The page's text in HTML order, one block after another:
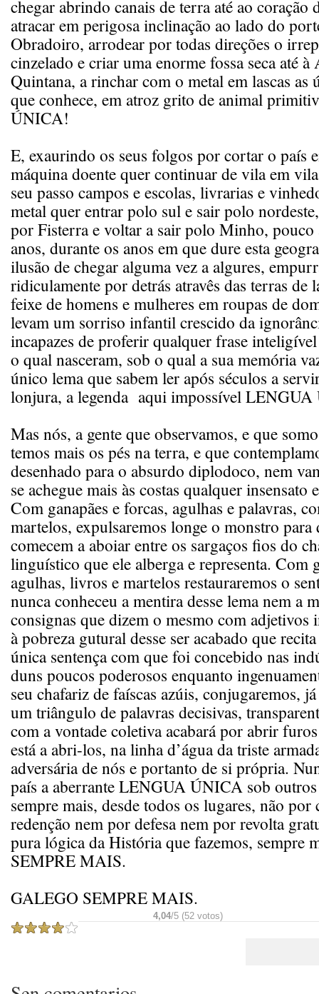
chegar abrindo canais de terra até ao coração
atracar em perigosa inclinação ao lado do
Obradoiro, arrodear por todas direções o
cinzelado e criar uma enorme fossa seca até à
Quintana, a rinchar com o metal em lascas as
que conhece, em atroz grito de animal
ÚNICA!
E, exaurindo os seus folgos por cortar o país
máquina doente quer continuar de vila em
seu passo campos e escolas, livrarias e
metal quer entrar polo sul e sair polo
por Fisterra e voltar a sair polo Minho, pouco
anos, durante os anos em que dure esta
ilusão de chegar alguma vez a algures,
ridiculamente por detrás atravês das terras de
feixe de homens e mulheres em roupas de
levam um sorriso infantil crescido da
incapazes de proferir qualquer frase
o qual nasceram, sob o qual a sua memória
único lema que sabem ler após séculos a
lonjura, a legenda aqui impossível
Mas nós, a gente que observamos, e que
temos mais os pés na terra, e que
desenhado para o absurdo diplodoco, nem
se achegue mais às costas qualquer
Com ganapães e forcas, agulhas e palavras,
martelos, expulsaremos longe o monstro para
comecem a aboiar entre os sargaços fios do
linguístico que ele alberga e representa. Com
agulhas, livros e martelos restauraremos o
nunca conheceu a mentira desse lema nem a
consignas que dizem o mesmo com adjetivos
à pobreza gutural desse ser acabado que
única sentença com que foi concebido nas
duns poucos poderosos enquanto
seu chafariz de faíscas azúis, conjugaremos,
um triângulo de palavras decisivas,
com a vontade coletiva acabará por abrir
está a abri-los, na linha d’água da triste
adversária de nós e portanto de si própria.
país a aberrante LENGUA ÚNICA sob
sempre mais, desde todos os lugares, não
redenção nem por defesa nem por revolta
pura lógica da História que fazemos, sempre
SEMPRE MAIS.
GALEGO SEMPRE MAIS.
4,04/5 (52 votos)